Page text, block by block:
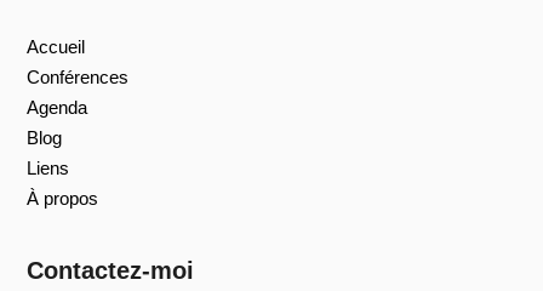
Accueil
Conférences
Agenda
Blog
Liens
À propos
Contactez-moi